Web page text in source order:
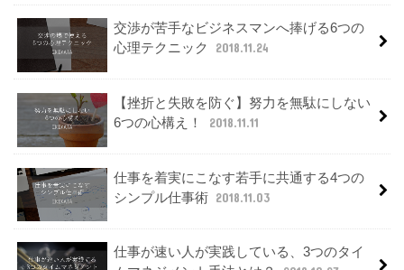
交渉が苦手なビジネスマンへ捧げる6つの
心理テクニック
2018.11.24
【挫折と失敗を防ぐ】努力を無駄にしない
6つの心構え！
2018.11.11
仕事を着実にこなす若手に共通する4つの
シンプル仕事術 2018.11.03
仕事が速い人が実践している、3つのタイ